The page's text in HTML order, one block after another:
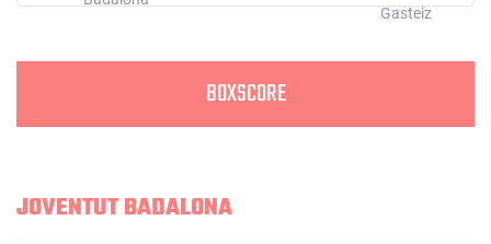
BOXSCORE
JOVENTUT BADALONA